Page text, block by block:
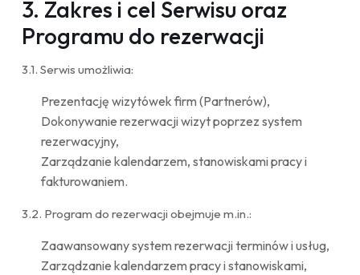
3. Zakres i cel Serwisu oraz
Programu do rezerwacji
3.1. Serwis umożliwia:
Prezentację wizytówek firm (Partnerów),
Dokonywanie rezerwacji wizyt poprzez system
rezerwacyjny,
Zarządzanie kalendarzem, stanowiskami pracy i
fakturowaniem.
3.2. Program do rezerwacji obejmuje m.in.:
Zaawansowany system rezerwacji terminów i usług,
Zarządzanie kalendarzem pracy i stanowiskami,